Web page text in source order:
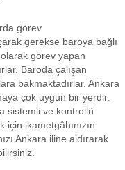
görev
gerekse baroya bağlı
görev yapan
Baroda çalışan
bakmaktadırlar. Ankara
çok uygun bir yerdir.
sistemli ve kontrollü
ikametgâhınızın
Ankara iline aldırarak